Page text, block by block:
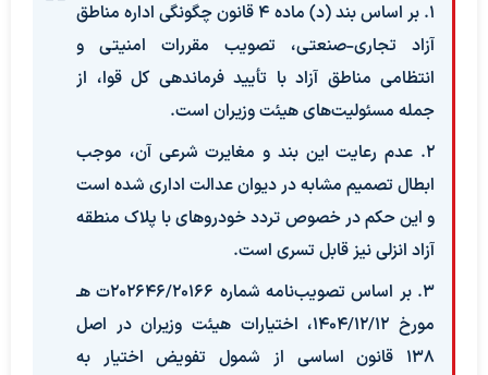
۱. بر اساس بند (د) ماده ۴ قانون چگونگی اداره مناطق
آزاد تجاری-صنعتی، تصویب مقررات امنیتی و
انتظامی مناطق آزاد با تأیید فرماندهی کل قوا، از
جمله مسئولیت‌های هیئت وزیران است.
۲. عدم رعایت این بند و مغایرت شرعی آن، موجب
ابطال تصمیم مشابه در دیوان عدالت اداری شده است
و این حکم در خصوص تردد خودروهای با پلاک منطقه
آزاد انزلی نیز قابل تسری است.
۳. بر اساس تصویب‌نامه شماره ۲۰۲۶۴۶/۲۰۱۶۶ت هـ
مورخ ۱۴۰۴/۱۲/۱۲، اختیارات هیئت وزیران در اصل
۱۳۸ قانون اساسی از شمول تفویض اختیار به